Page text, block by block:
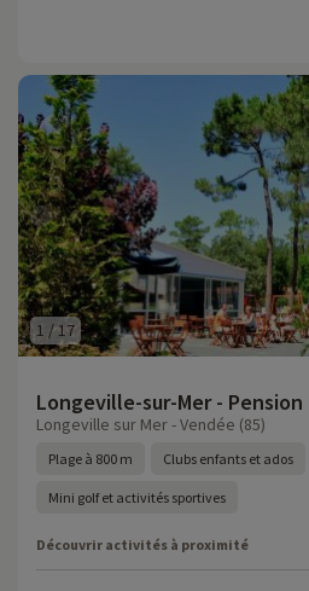
1 /17
Longeville-sur-Mer - Pension
Longeville sur Mer - Vendée (85)
Plage à 800 m Clubs enfants et ados
Mini golf et activités sportives
Découvrir activités à proximité